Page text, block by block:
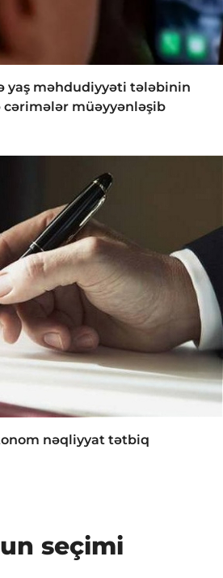
yaş məhdudiyyəti tələbinin
cərimələr müəyyənləşib
nəqliyyat tətbiq
seçimi